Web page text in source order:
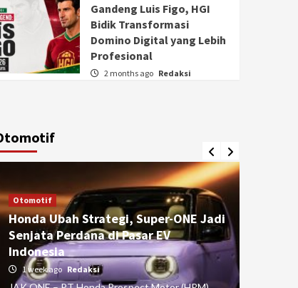
Gandeng Luis Figo, HGI
Bidik Transformasi
Domino Digital yang Lebih
Profesional
2 months ago Redaksi
Otomotif
Honda Ubah Strategi, Super-ONE Jadi
Senjata Perdana di Pasar EV
Indonesia
1 week ago Redaksi